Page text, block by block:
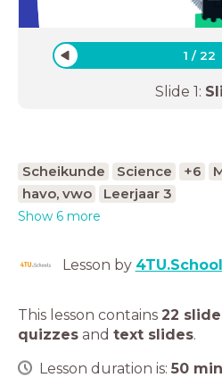
1 /22
Slide 1:
Scheikunde Science +6
havo, vwo
Leerjaar 3
Show 6 more
Lesson by
This lesson contains 22
quizzes and text slides.
Lesson duration is: 50 min